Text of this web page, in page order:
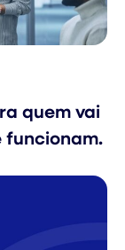
quem vai
funcionam.